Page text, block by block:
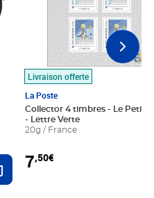
Ajouter au panier
Livraison offerte
La Poste
Collector 4 timbres - Le Petit
- Lettre Verte
20g / France
7,50€